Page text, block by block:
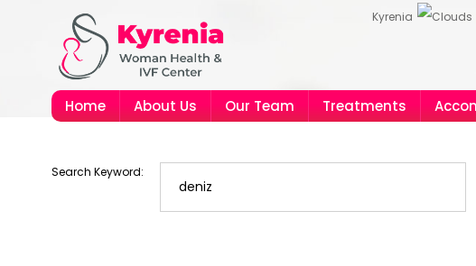
Kyrenia
Home About Us Our Team Treatments
Search Keyword: